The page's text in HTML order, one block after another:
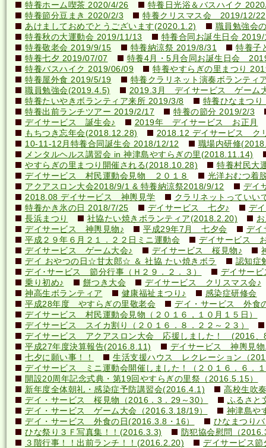
特養ホーム喫茶 2020/4/26
特養日光浴＆バスハイク
特養節分豆まき 2020/2/3
特養クリスマス会 2019/12/22
あけましておめでとうございます(2020.1.2)
職員勉強会
特養秋の大運動会 2019/11/13
特養合同お誕生日会
特養敬老会 2019/9/15
特養納涼祭 2019/8/31
特養子
特養七夕 2019/07/07
特養4月・5月合同お誕生日会
特養バスハイク 2019/06/09
特養やすらぎの里まつり
特養屋外食 2019/5/19
特養クラリネット演奏ボランティ
職員勉強会(2019.4.5)
2019.3月 デイサービス ゲーム
特養たいやきボランティア来所 2019/3/8
特養ひなまつ
特養出前ランチツアー 2019/2/17
特養の節分 2019/2/3
デイサービス 誕生会♪
2019年 デイサービス お正月
もちつき忘年会(2018.12.28)
2018.12 デイサービス ク
10-11-12月特養合同誕生会 2018/12/12
職場内研修
メンタルヘルス講習会 in 神津島やすらぎの里(2018.11.14)
やすらぎの里まつり開催される(2018.10.28)
特養村民大
デイサービス 村民運動会見物 ２０１８
光洋おむつ着
アクアスロン大会2018/9/1 & 特養納涼祭2018/9/12
デイ
2018.08 デイサービス 神輿見学
クラリネットってい
特養かき氷の日 2018/7/25
デイサービス 七夕♪
デ
長浜まつり
社協たい焼きボランティア(2018.2.20)
デイサービス 神輿見物♪
平成29年7月 七夕会
デイ
平成２９年６月２１．２２日ミニ運動会
デイサービス
デイサービス ゲーム大会♪
デイサービス 桜見物♪
デイ おやつの日☆甘太郎☆ ＆ 社協 たい焼きボラ
認知症
デイ･サービス 節分行事（Ｈ２９．２．３）
デイサー
乗り初め♪
餅つき大会
デイサービス クリスマス会♪
神高生ボランティア
健康福祉まつり♪
感染症研修会
平成28年度 やすらぎの里敬老会
デイ・サービス 外食
デイサービス 村民運動会見物（２０１６，１０月１５日）
デイサービス スイカ割り（２０１６．８．２２～２３）
デイサービス アクアスロン大会 応援しました！ (2016、
平成27年度決算報告(2016.8.11)
デイサービス 神輿見物
七夕に願い事！！
生活支援ハウス レクレーション（
デイサービス ミニ運動会開催しました！（２０１６．６．
開設20周年記念式典・第19回やすらぎの里祭（2016.5.15）
新年度全体朝礼・感染症予防講習会(2016.4.1)
高校生吹
デイ・サービス 桜見物（2016．3．29～30）
ふるさと
デイ・サービス ゲーム大会（2016.3.18/19）
神津島や
デイ・サービス 外食の日(2016.3.8・16）
ひなまつり
ひな祭り３Ｆ写真集！！(2016.3.3)
防犯協会慰問（
３階行事！！出前ランチ！！(2016.2.20)
デイサービス